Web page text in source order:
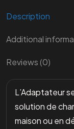
Description
Additional
Reviews (0)
L’Adaptateur
solution de
maison ou en